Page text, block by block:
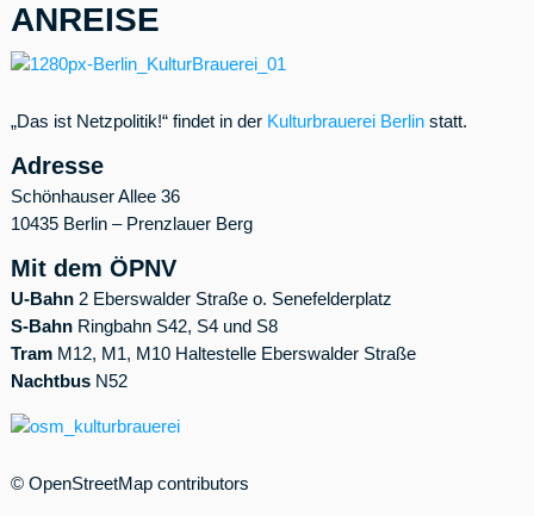
ANREISE
„Das ist Netzpolitik!“ findet in der Kulturbrauerei Berlinstatt.
Adresse
Schönhauser Allee 36
10435 Berlin – Prenzlauer Berg
Mit dem ÖPNV
U-Bahn2 Eberswalder Straße o. Senefelderplatz
S-BahnRingbahn S42, S4 und S8
TramM12, M1, M10 Haltestelle Eberswalder Straße
NachtbusN52
© OpenStreetMap contributors